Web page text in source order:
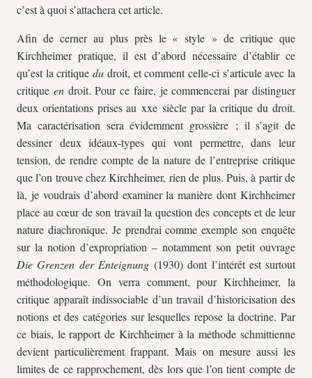
c’est à quoi s’attachera cet article.
Afin de cerner au plus près le « style » de critique que
Kirchheimer pratique, il est d’abord nécessaire d’établir ce
qu’est la critiquedu droit, et comment celle-ci s’articule avec la
critique endroit. Pour ce faire, je commencerai par distinguer
deux orientations prises auxxe siècle par la critique du droit.
Ma caractérisation sera évidemment grossière ; il s’agit de
dessiner deux idéaux-types qui vont permettre, dans leur
tension, de rendre compte de la nature de l’entreprise critique
que l’on trouve chez Kirchheimer, rien de plus. Puis, à partir de
là, je voudrais d’abord examiner la manière dont Kirchheimer
place au cœur de son travail la question des concepts et de leur
nature diachronique. Je prendrai comme exemple son enquête
sur la notion d’expropriation – notamment son petit ouvrage
Die Grenzen der Enteignung(1930) dont l’intérêt est surtout
méthodologique. On verra comment, pour Kirchheimer, la
critique apparaît indissociable d’un travail d’historicisation des
notions et des catégories sur lesquelles repose la doctrine. Par
ce biais, le rapport de Kirchheimer à la méthode schmittienne
devient particulièrement frappant. Mais on mesure aussi les
limites de ce rapprochement, dès lors que l’on tient compte de